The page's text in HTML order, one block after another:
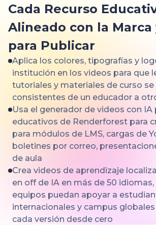
Cada Recurso
Alineado con la Marca
para Publicar
Aplica los colores, tipografías y
institución en los videos para que
tutoriales y materiales de curso se
consistentes de un educador a
Usa el generador de videos con IA
educativos de Renderforest para
para módulos de LMS, cargas de
boletines por correo,
de aula
Crea videos de aprendizaje
en off de IA en más de 50 idiomas,
equipos puedan apoyar a
internacionales y campus
cada versión desde cero